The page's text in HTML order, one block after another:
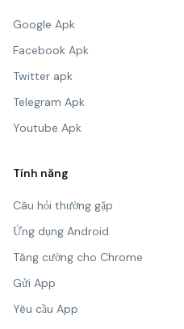
Google Apk
Facebook Apk
Twitter apk
Telegram Apk
Youtube Apk
Tính năng
Câu hỏi thường gặp
Ứng dụng Android
Tăng cường cho Chrome
Gửi App
Yêu cầu App